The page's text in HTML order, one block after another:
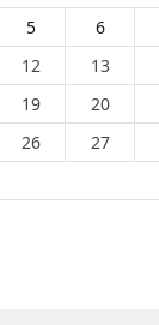
5 6
12 13
19 20
26 27